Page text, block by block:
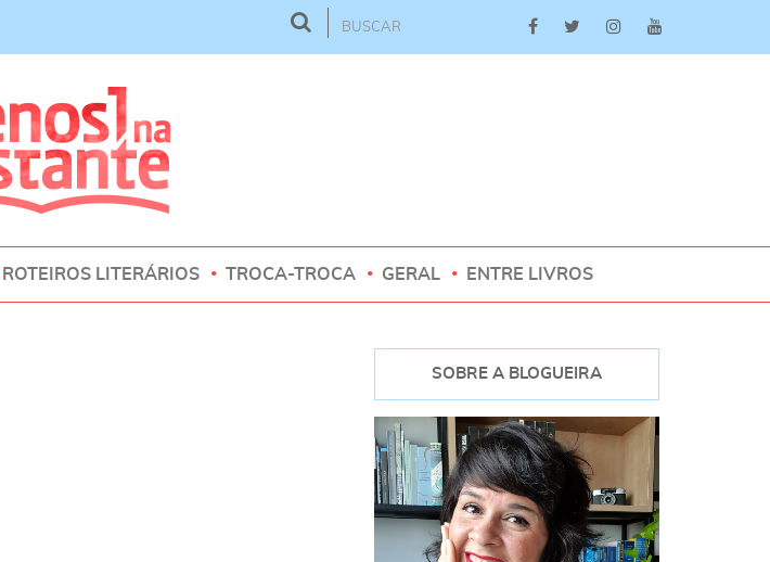
ROTEIROS LITERÁRIOS TROCA-TROCA GERAL ENTRE LIVROS
SOBRE A BLOGUEIRA